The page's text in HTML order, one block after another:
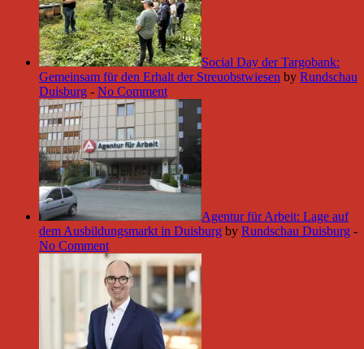
Social Day der Targobank:
Gemeinsam für den Erhalt der Streuobstwiesen by Rundschau
Duisburg - No Comment
Agentur für Arbeit: Lage auf
dem Ausbildungsmarkt in Duisburg by Rundschau Duisburg -
No Comment